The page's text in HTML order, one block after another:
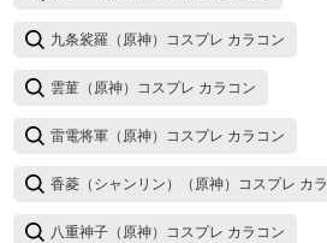
九条裟羅（原神）コスプレ カラコン
雲菫（原神）コスプレ カラコン
雷電将軍（原神）コスプレ カラコン
香菱（シャンリン）（原神）コスプレ カ
八重神子（原神）コスプレ カラコン